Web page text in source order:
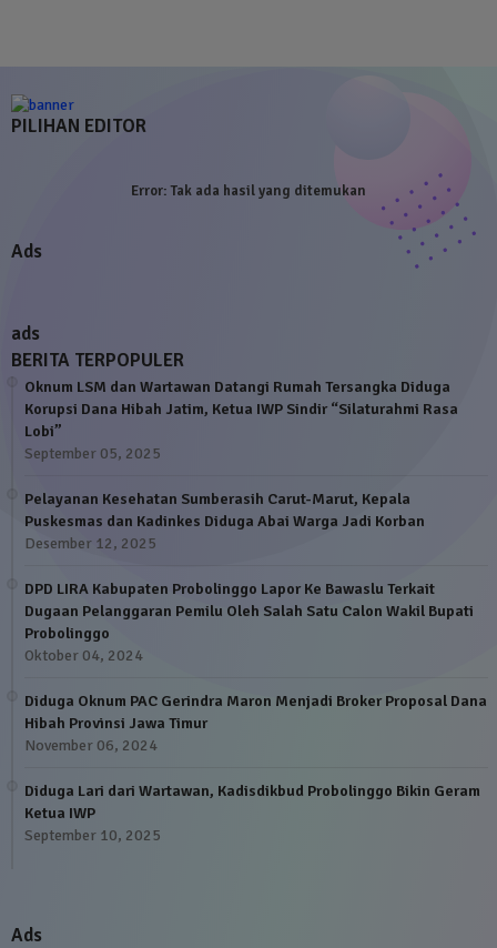
PILIHAN EDITOR
Error:Tak ada hasil yang ditemukan
Ads
ads
BERITA TERPOPULER
Oknum LSM dan Wartawan Datangi Rumah Tersangka Diduga
Korupsi Dana Hibah Jatim, Ketua IWP Sindir “Silaturahmi Rasa
Lobi”
September 05, 2025
Pelayanan Kesehatan Sumberasih Carut-Marut, Kepala
Puskesmas dan Kadinkes Diduga Abai Warga Jadi Korban
Desember 12, 2025
DPD LIRA Kabupaten Probolinggo Lapor Ke Bawaslu Terkait
Dugaan Pelanggaran Pemilu Oleh Salah Satu Calon Wakil Bupati
Probolinggo
Oktober 04, 2024
Diduga Oknum PAC Gerindra Maron Menjadi Broker Proposal Dana
Hibah Provinsi Jawa Timur
November 06, 2024
Diduga Lari dari Wartawan, Kadisdikbud Probolinggo Bikin Geram
Ketua IWP
September 10, 2025
Ads